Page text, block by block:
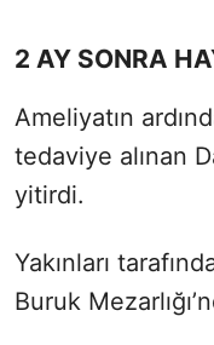
2 AY SONRA
Ameliyatın
tedaviye alınan
yitirdi.
Yakınları
Buruk